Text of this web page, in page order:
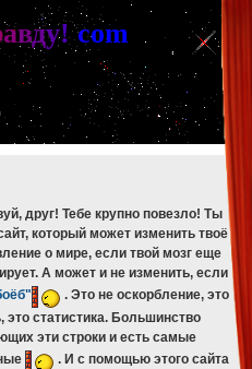
db/driver/mysqli.php
db/driver/mysqli.php 329
db/driver/mysqli.php on line 265
db/driver/mysqli.php on line329
db/driver/mysqli.php on line 265
db/driver/mysqli.php on line329:
авду! com
друг! Тебе крупно повезло! Ты
который может изменить твоё
о мире, если твой мозг еще
А может и не изменить, если
. Это не оскорбление, это
это статистика. Большинство
эти строки и есть самые
. И с помощью этого сайта